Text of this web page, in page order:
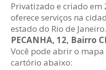
Privatizado e criado
oferece serviços na
estado do Rio de
PECANHA, 12, Bairro
Você pode abrir o
cartório abaixo: